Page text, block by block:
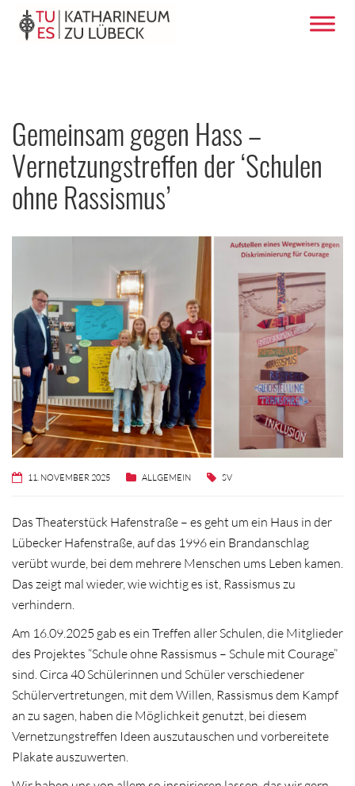
Gemeinsam gegen Hass –
Vernetzungstreffen der ‘Schulen
ohne Rassismus’
11. NOVEMBER 2025 ALLGEMEIN SV
Das Theaterstück Hafenstraße – es geht um ein Haus in der
Lübecker Hafenstraße, auf das 1996 ein Brandanschlag
verübt wurde, bei dem mehrere Menschen ums Leben kamen.
Das zeigt mal wieder, wie wichtig es ist, Rassismus zu
verhindern.
Am 16.09.2025 gab es ein Treffen aller Schulen, die Mitglieder
des Projektes “Schule ohne Rassismus – Schule mit Courage”
sind. Circa 40 Schülerinnen und Schüler verschiedener
Schülervertretungen, mit dem Willen, Rassismus dem Kampf
an zu sagen, haben die Möglichkeit genutzt, bei diesem
Vernetzungstreffen Ideen auszutauschen und vorbereitete
Plakate auszuwerten.